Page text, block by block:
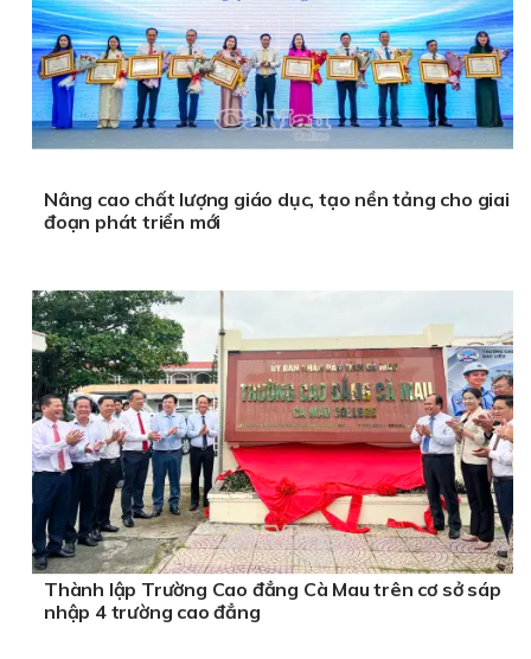
Nâng cao chất lượng giáo dục, tạo nền tảng cho giai
đoạn phát triển mới
Thành lập Trường Cao đẳng Cà Mau trên cơ sở sáp
nhập 4 trường cao đẳng